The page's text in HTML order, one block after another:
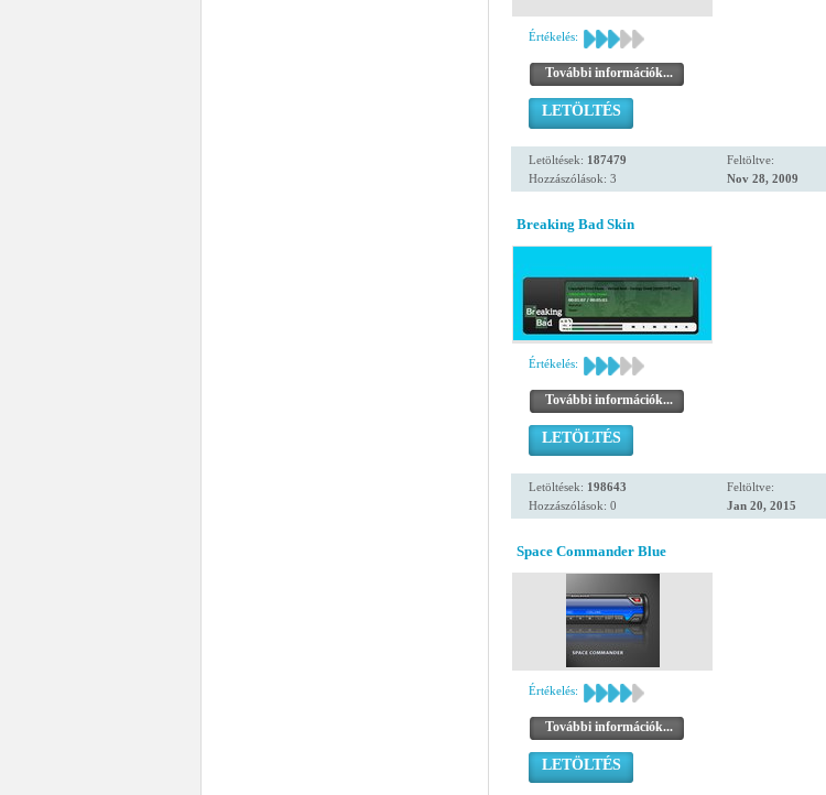
Értékelés:
További információk...
LETÖLTÉS
Letöltések: 187479
Hozzászólások: 3
Feltöltve:
Nov 28, 2009
Breaking Bad Skin
Értékelés:
További információk...
LETÖLTÉS
Letöltések: 198643
Hozzászólások: 0
Feltöltve:
Jan 20, 2015
Space Commander Blue
Értékelés:
További információk...
LETÖLTÉS